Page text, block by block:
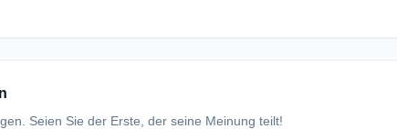
Seien Sie der Erste, der seine Meinung teilt!